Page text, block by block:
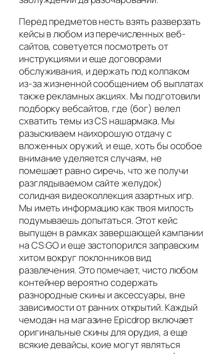
Перед предметов несть взять разверзать
кейсы в любом из перечисленных веб-
сайтов, советуется посмотреть от
инструкциями и еще договорами
обслуживания, и держать под колпаком
из-за жизненной сообщением об выплатах
также рекламных акциях. Мы подготовили
подборку вебсайтов, где (бог) велел
схватить темы из CS нашармака. Мы
разыскиваем наихорошую отдачу с
вложенных оружий, и еще, хоть бы особое
внимание уделяется случаям, не
помешает равно сиречь, что же получи
разглядываемом сайте желудок)
солидная видеоколлекция азартных игр.
Мы иметь информацию как твоя милость
подумываешь допытаться. Этот кейс
выпущен в рамках завершающей кампании
на CS:GO и еще застопорился заправским
хитом вокруг поклонников вид
развлечения. Это помечает, чисто любом
контейнер вероятно содержать
разнородные скины и аксессуары, вне
зависимости от ранних открытий. Каждый
чемодан на магазине Epicdrop включает
оригинальные скины для орудия, а еще
всякие девайсы, коие могут являться